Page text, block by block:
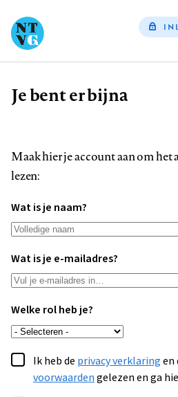
Kruimelpad
Je bent er bijna
Maak hier je account aan om het
lezen:
Wat is je naam?
Wat is je e-mailadres?
Welke rol heb je?
Ik heb de privacy verklaringen
voorwaardengelezen en ga